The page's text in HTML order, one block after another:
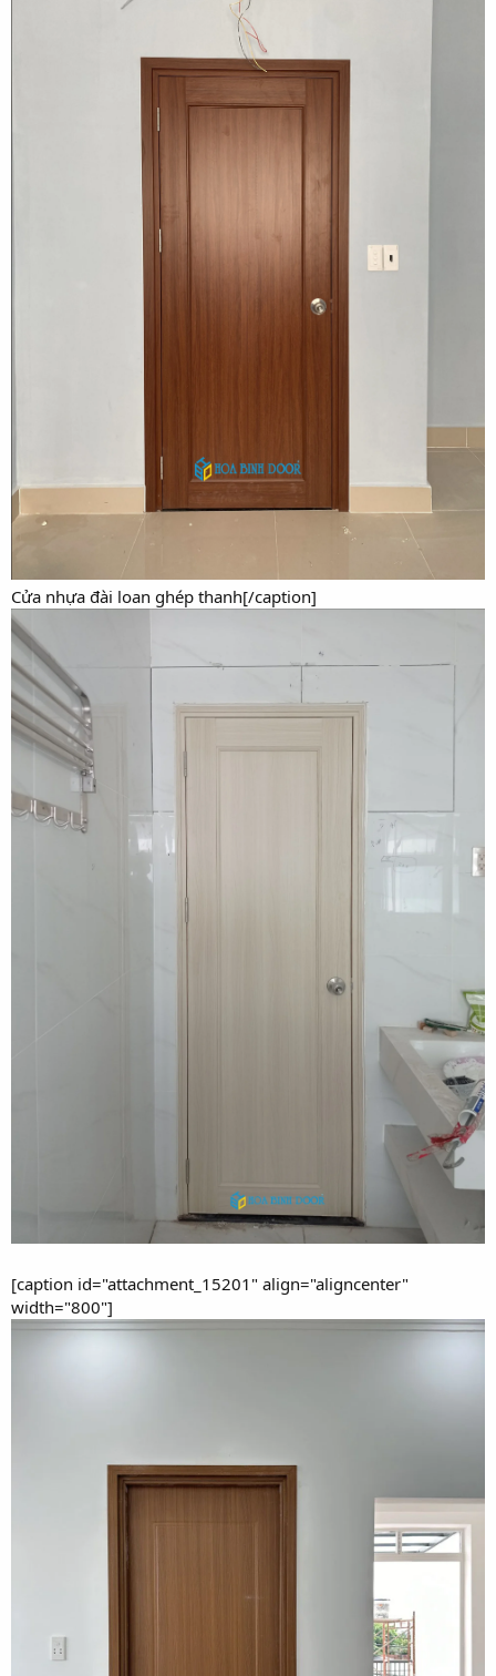
Cửa nhựa đài loan ghép thanh[/caption]
[caption id="attachment_15201" align="aligncenter"
width="800"]